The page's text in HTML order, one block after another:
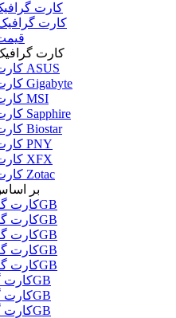
کارت
کارت
کارت
کارت گرافیک ASUS
کارت گرافیک Gigabyte
کارت گرافیک MSI
کارت گرافیک Sapphire
کارت گرافیک Biostar
کارت گرافیک PNY
کارت گرافیک XFX
کارت گرافیک Zotac
بر
کارت گرافیک 48GB
کارت گرافیک 32GB
کارت گرافیک 24GB
کارت گرافیک 16GB
کارت گرافیک 12GB
کارت گرافیک 8GB
کارت گرافیک 6GB
کارت گرافیک 4GB